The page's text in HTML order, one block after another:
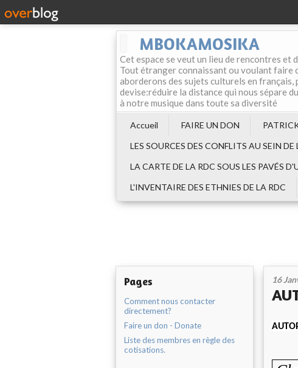
MBOKAMOSIKA
Cet espace se veut un lieu de rencontres
Tout étranger connaissant ou voulant faire
aborderons des sujets culturels en
devise:réduire la distance qui nous sépare
à notre musique dans toute sa diversité
Accueil FAIRE UN DON
LES SOURCES DES CONFLITS AU SEIN
LA CARTE DE LA RDC SOUS LES PAVÉS
L'INVENTAIRE DES ETHNIES DE LA RDC
Pages
Comment nous contacter
directement?
Faire un don - Donate
Liste des membres en règle des
cotisations.
16